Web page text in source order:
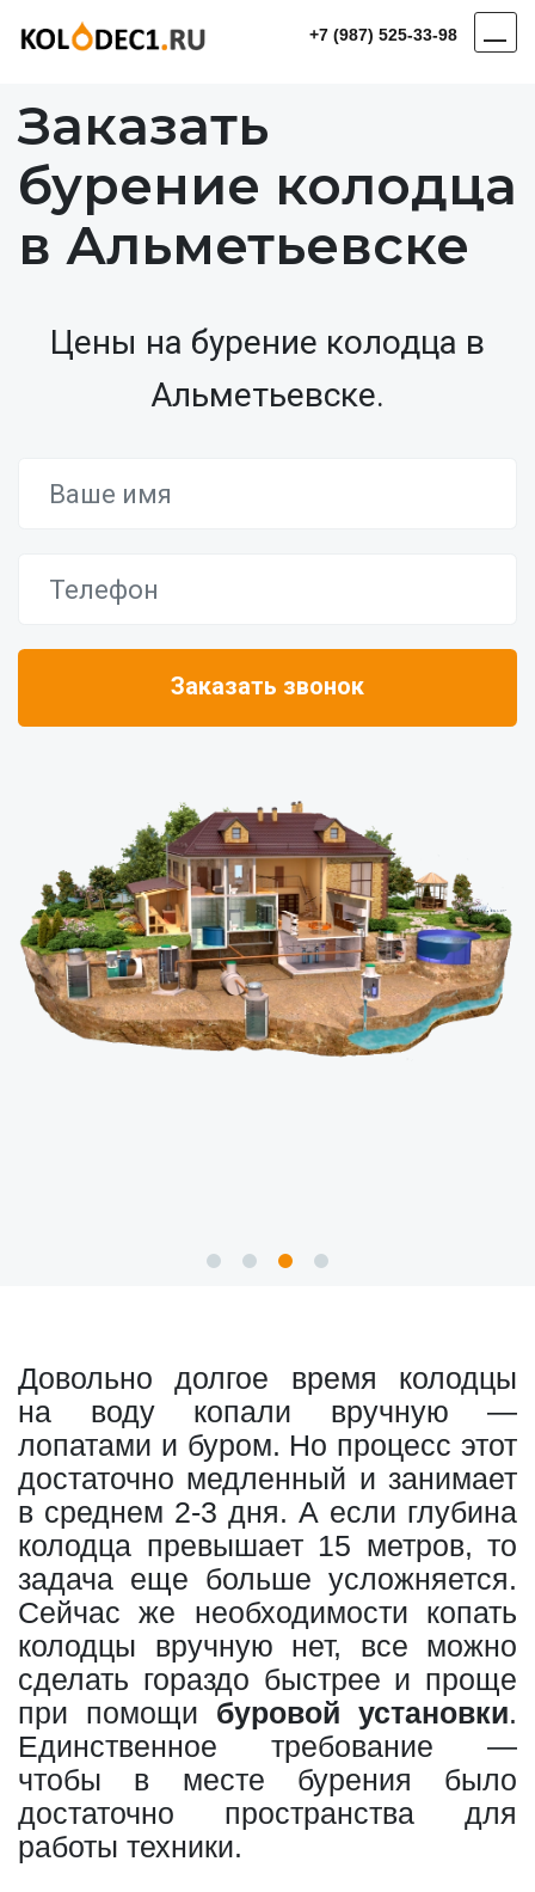
+7 (987) 525-33-98
Заказать
бурение колодца
в Альметьевске
Цены на бурение колодца в
Альметьевске.
Довольно долгое время колодцы
на воду копали вручную —
лопатами и буром. Но процесс этот
достаточно медленный и занимает
в среднем 2-3 дня. А если глубина
колодца превышает 15 метров, то
задача еще больше усложняется.
Сейчас же необходимости копать
колодцы вручную нет, все можно
сделать гораздо быстрее и проще
при помощи буровой установки.
Единственное требование —
чтобы в месте бурения было
достаточно пространства для
работы техники.